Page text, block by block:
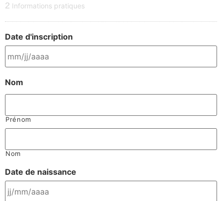
2 Informations pratiques
Date d'inscription
Nom
Prénom
Nom
Date de naissance